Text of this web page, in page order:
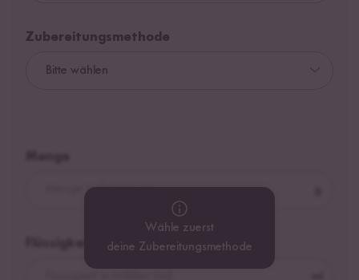
Zubereitungsmethode
Wähle zuerst
deine Zubereitungsmethode